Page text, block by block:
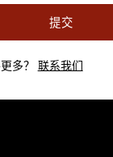
提交
多？ 联系我们